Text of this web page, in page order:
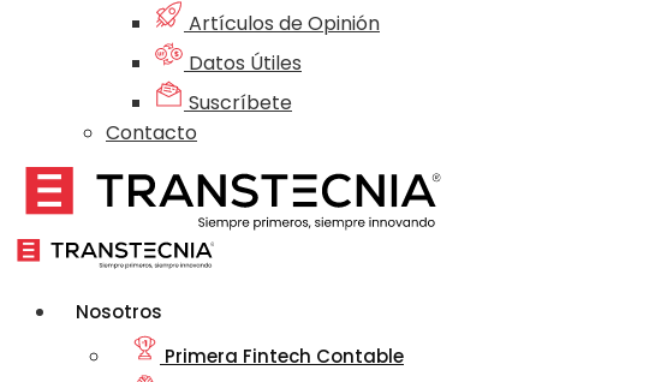
Artículos de Opinión
Datos Útiles
Suscríbete
Contacto
Nosotros
Primera Fintech Contable